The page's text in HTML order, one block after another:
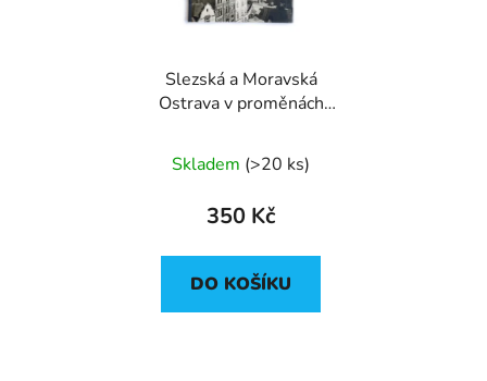
Slezská a Moravská
Ostrava v proměnách
Skladem (>20 ks)
350 Kč
DO KOŠÍKU